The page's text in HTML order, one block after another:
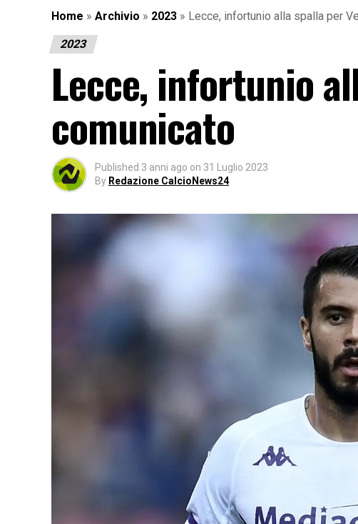
Home » Archivio » 2023 » Lecce, infortunio alla spalla per
2023
Lecce, infortunio
comunicato
Published 3 anni ago on 31 Luglio 2023
By Redazione CalcioNews24